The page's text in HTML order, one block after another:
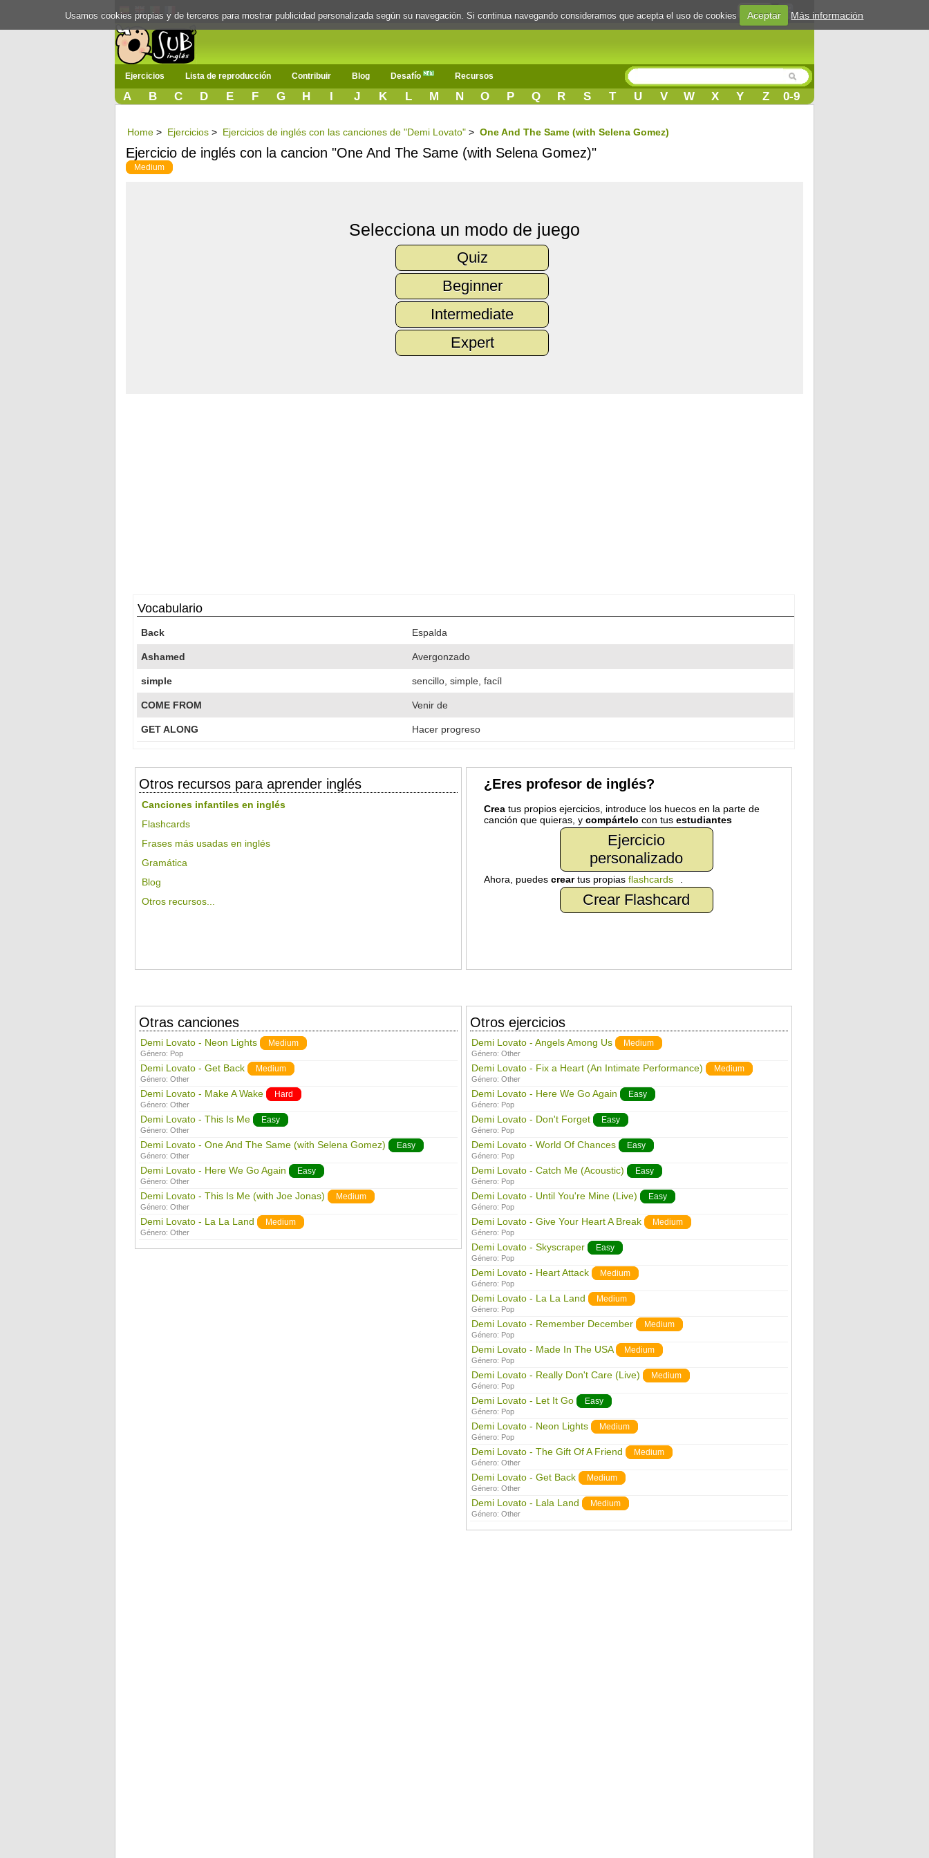
Login
Ejercicios Lista de reproducción Contribuir Blog Desafío Recursos
A B C D E F G H I J K L M N O P Q R S T U V W X Y Z 0-9
Home > Ejercicios > Ejercicios de inglés con las canciones de "Demi Lovato" > One And The Same (with Selena Gomez)
Ejercicio de inglés con la cancion "One And The Same (with Selena Gomez)"
Medium
Selecciona un modo de juego
Quiz
Beginner
Intermediate
Expert
Vocabulario
Back Espalda
Ashamed Avergonzado
simple sencillo, simple, facíl
COME FROM Venir de
GET ALONG Hacer progreso
Otros recursos para aprender inglés
Canciones infantiles en inglés
Flashcards
Frases más usadas en inglés
Gramática
Blog
Otros recursos...
¿Eres profesor de inglés?
Creatus propios ejercicios, introduce los huecos en la parte de
canción que quieras, y compártelo con tus estudiantes
Ejercicio
personalizado
Ahora, puedes creartus propias flashcards
Crear Flashcard
Otras canciones
Demi Lovato - Neon Lights Medium
Género: Pop
Demi Lovato - Get Back Medium
Género: Other
Demi Lovato - Make A Wake Hard
Género: Other
Demi Lovato - This Is Me Easy
Género: Other
Demi Lovato - One And The Same (with Selena Gomez) Easy
Género: Other
Demi Lovato - Here We Go Again Easy
Género: Other
Demi Lovato - This Is Me (with Joe Jonas) Medium
Género: Other
Demi Lovato - La La Land Medium
Género: Other
Otros ejercicios
Demi Lovato - Angels Among Us Medium
Género: Other
Demi Lovato - Fix a Heart (An Intimate Performance) Medium
Género: Other
Demi Lovato - Here We Go Again Easy
Género: Pop
Demi Lovato - Don't Forget Easy
Género: Pop
Demi Lovato - World Of Chances Easy
Género: Pop
Demi Lovato - Catch Me (Acoustic) Easy
Género: Pop
Demi Lovato - Until You're Mine (Live) Easy
Género: Pop
Demi Lovato - Give Your Heart A Break Medium
Género: Pop
Demi Lovato - Skyscraper Easy
Género: Pop
Demi Lovato - Heart Attack Medium
Género: Pop
Demi Lovato - La La Land Medium
Género: Pop
Demi Lovato - Remember December Medium
Género: Pop
Demi Lovato - Made In The USA Medium
Género: Pop
Demi Lovato - Really Don't Care (Live) Medium
Género: Pop
Demi Lovato - Let It Go Easy
Género: Pop
Demi Lovato - Neon Lights Medium
Género: Pop
Demi Lovato - The Gift Of A Friend Medium
Género: Other
Demi Lovato - Get Back Medium
Género: Other
Demi Lovato - Lala Land Medium
Género: Other
Usamos cookies propias y de terceros para mostrar publicidad personalizada según su navegación. Si continua navegando consideramos que acepta el uso de cookies Aceptar Más información